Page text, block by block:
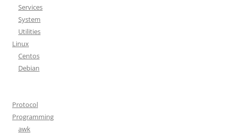
Services
System
Utilities
Linux
Centos
Debian
Protocol
Programming
awk